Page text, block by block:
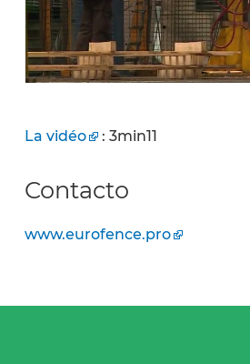
La vidéo : 3min11
Contacto
www.eurofence.pro